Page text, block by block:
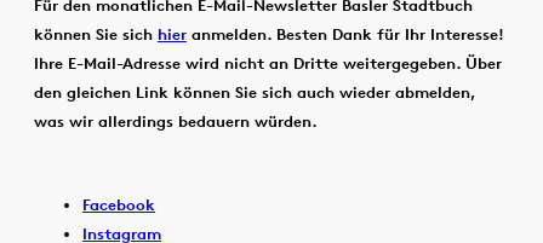
Für den monatlichen E-Mail-Newsletter Basler Stadtbuch
können Sie sich hier anmelden. Besten Dank für Ihr Interesse!
Ihre E-Mail-Adresse wird nicht an Dritte weitergegeben. Über
den gleichen Link können Sie sich auch wieder abmelden,
was wir allerdings bedauern würden.
Facebook
Instagram